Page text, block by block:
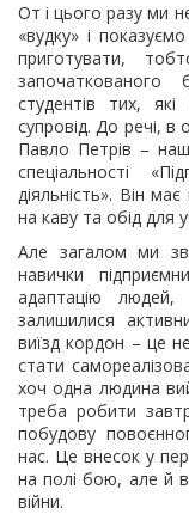
От і цього разу ми
«вудку» і
приготувати,
студентів тих,
супровід. До речі, в
Павло Петрів – наш
спеціальності
діяльність». Він
на каву та обід для
Але загалом ми
навички
адаптацію
залишилися
виїзд кордон – це
стати
хоч одна людина
треба робити
побудову
нас. Це внесок у
на полі бою, але й в
війни.